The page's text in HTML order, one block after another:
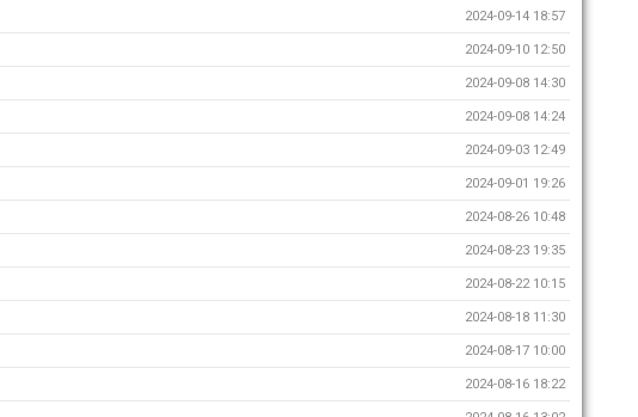
2024-09-14 18:57
2024-09-10 12:50
2024-09-08 14:30
2024-09-08 14:24
2024-09-03 12:49
2024-09-01 19:26
2024-08-26 10:48
2024-08-23 19:35
2024-08-22 10:15
2024-08-18 11:30
2024-08-17 10:00
2024-08-16 18:22